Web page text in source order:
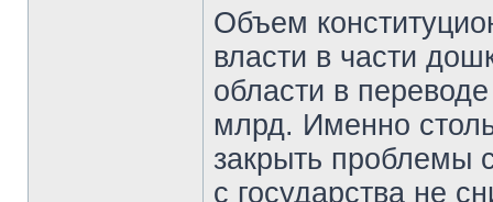
Объем
власти в части
области в
млрд. Именно
закрыть проблемы
с государства не